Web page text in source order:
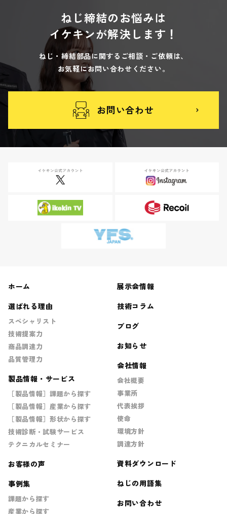
ねじ締結のお悩みは
イケキンが解決します！
ねじ・締結部品に関するご相談・ご依頼は、
お気軽にお問い合わせください。
お問い合わせ
ホーム
選ばれる理由
スペシャリスト
技術提案力
商品調達力
品質管理力
製品情報・サービス
［製品情報］課題から探す
［製品情報］産業から探す
［製品情報］形状から探す
技術診断・試験サービス
テクニカルセミナー
お客様の声
事例集
課題から探す
産業から探す
展示会情報
技術コラム
ブログ
お知らせ
会社情報
会社概要
事業所
代表挨拶
使命
環境方針
調達方針
資料ダウンロード
ねじの用語集
お問い合わせ